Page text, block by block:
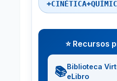
⭐ Recursos
📚Biblioteca
eLibro